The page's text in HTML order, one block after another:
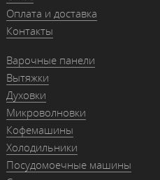
Оплата и доставка
Контакты
Варочные панели
Вытяжки
Духовки
Микроволновки
Кофемашины
Холодильники
Посудомоечные машины